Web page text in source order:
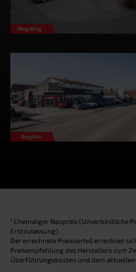
1 Ehemaliger Neupreis (Unverbindliche
Erstzulassung).
Der errechnete Preisvorteil errechnet
Preisempfehlung des Herstellers zum
Überführungskosten und dem